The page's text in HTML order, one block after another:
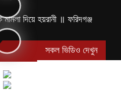
দিয়ে হয়রানী ॥ ফরিদগঞ্জ
এক কিশোরের মৃত্যুসকল ভিডিও দেখুন